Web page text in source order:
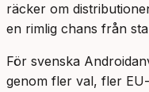
räcker om
en rimlig chans från
För svenska
genom fler val, fler